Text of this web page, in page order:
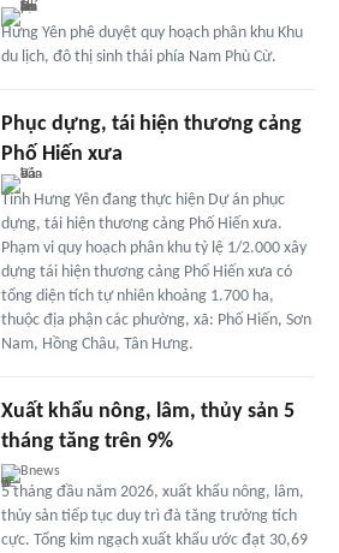
Hưng Yên phê duyệt quy hoạch phân khu Khu
du lịch, đô thị sinh thái phía Nam Phù Cừ.
Phục dựng, tái hiện thương cảng
Phố Hiến xưa
Tỉnh Hưng Yên đang thực hiện Dự án phục
dựng, tái hiện thương cảng Phố Hiến xưa.
Phạm vi quy hoạch phân khu tỷ lệ 1/2.000 xây
dựng tái hiện thương cảng Phố Hiến xưa có
tổng diện tích tự nhiên khoảng 1.700 ha,
thuộc địa phận các phường, xã: Phố Hiến, Sơn
Nam, Hồng Châu, Tân Hưng.
Xuất khẩu nông, lâm, thủy sản 5
tháng tăng trên 9%
Bnews
5 tháng đầu năm 2026, xuất khẩu nông, lâm,
thủy sản tiếp tục duy trì đà tăng trưởng tích
cực. Tổng kim ngạch xuất khẩu ước đạt 30,69